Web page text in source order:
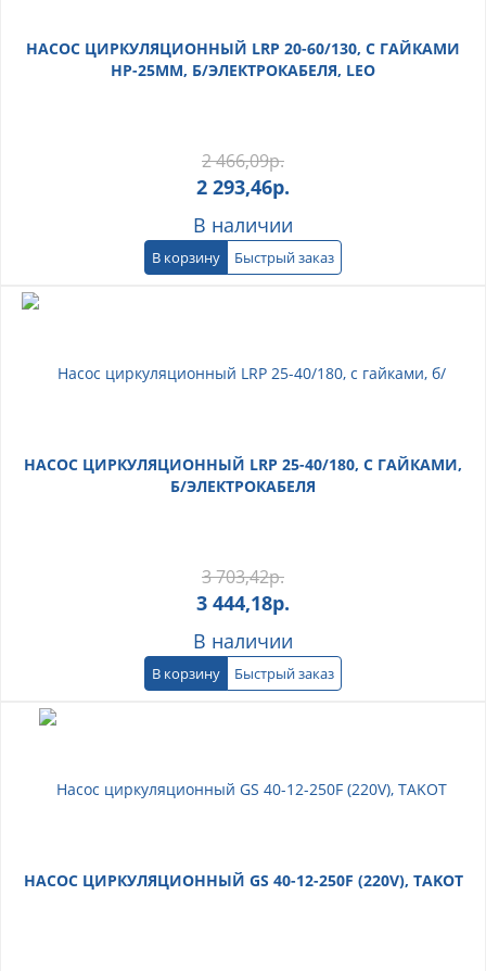
НАСОС ЦИРКУЛЯЦИОННЫЙ LRP 20-60/130, С ГАЙКАМИ
НР-25ММ, Б/ЭЛЕКТРОКАБЕЛЯ, LEO
2 466,09р.
2 293,46р.
В наличии
В корзину Быстрый заказ
НАСОС ЦИРКУЛЯЦИОННЫЙ LRP 25-40/180, С ГАЙКАМИ,
Б/ЭЛЕКТРОКАБЕЛЯ
3 703,42р.
3 444,18р.
В наличии
В корзину Быстрый заказ
НАСОС ЦИРКУЛЯЦИОННЫЙ GS 40-12-250F (220V), TAKOT